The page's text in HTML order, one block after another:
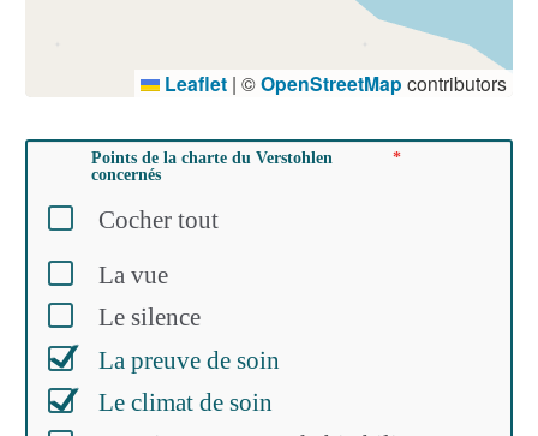
Leaflet | ©OpenStreetMap contributors
Points de la charte du Verstohlen
concernés
Cocher tout
La vue
Le silence
La preuve de soin
Le climat de soin